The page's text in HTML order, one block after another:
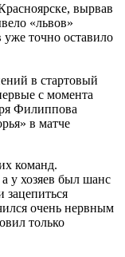
вырвав
«львов»
уже точно оставило
в стартовый
с момента
Филиппова
в матче
команд.
у хозяев был шанс
зацепиться
очень нервным
только